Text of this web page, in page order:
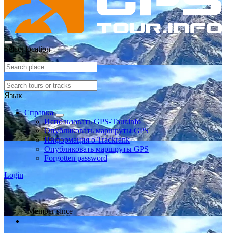
Select location
Язык
Справка
Использовать GPS-Tour.info
Опубликовать маршруты GPS
Информация о Trackrank
Опубликовать маршруты GPS
Forgotten password
Login
Member since